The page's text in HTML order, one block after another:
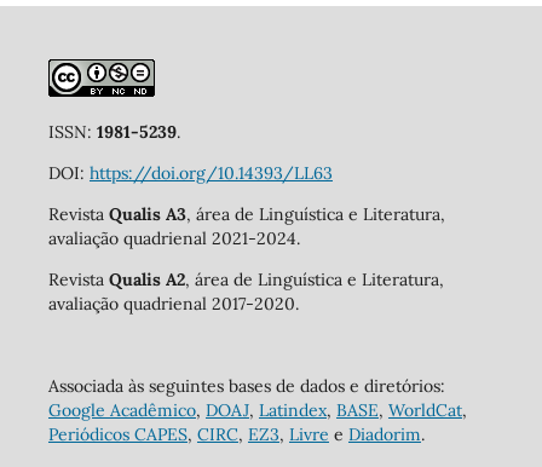
ISSN: 1981-5239.
DOI: https://doi.org/10.14393/LL63
Revista Qualis A3, área de Linguística e Literatura,
avaliação quadrienal 2021-2024.
Revista Qualis A2, área de Linguística e Literatura,
avaliação quadrienal 2017-2020.
Associada às seguintes bases de dados e diretórios:
Google Acadêmico, DOAJ, Latindex, BASE, WorldCat,
Periódicos CAPES, CIRC, EZ3, Livre e Diadorim.